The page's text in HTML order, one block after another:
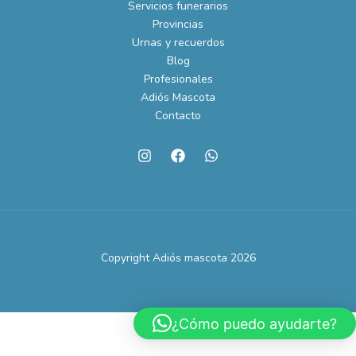
Servicios funerarios
Provincias
Urnas y recuerdos
Blog
Profesionales
Adiós Mascota
Contacto
Copyright Adiós mascota 2026
¿Cómo puedo ayudarte?